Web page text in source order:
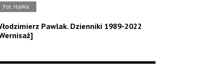
Fot. HaWa
Pawlak. Dzienniki 1989-2022